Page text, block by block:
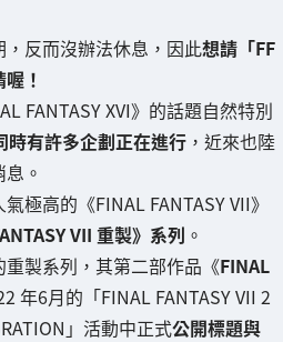
反而沒辦法休息，因此想請「FF
！
FANTASY XVI》的話題自然特別
時有許多企劃正在進行 ，近來也陸
。
極高的《FINAL FANTASY VII》
VII 重製》系列 。
製系列，其第二部作品《FINAL
年6月的「FINAL FANTASY VII 2
」活動中正式公開標題與